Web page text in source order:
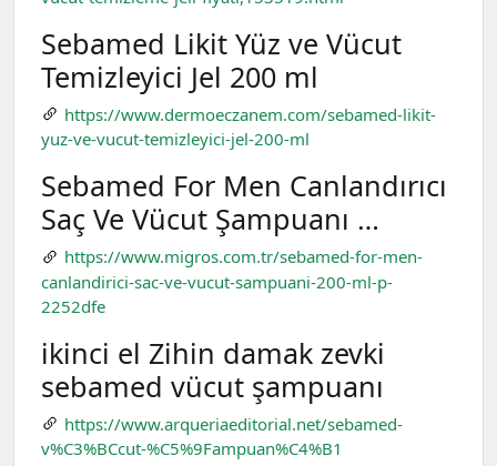
Sebamed Likit Yüz ve Vücut
Temizleyici Jel 200 ml
https://www.dermoeczanem.com/sebamed-likit-
yuz-ve-vucut-temizleyici-jel-200-ml
Sebamed For Men Canlandırıcı
Saç Ve Vücut Şampuanı …
https://www.migros.com.tr/sebamed-for-men-
canlandirici-sac-ve-vucut-sampuani-200-ml-p-
2252dfe
ikinci el Zihin damak zevki
sebamed vücut şampuanı
https://www.arqueriaeditorial.net/sebamed-
v%C3%BCcut-%C5%9Fampuan%C4%B1